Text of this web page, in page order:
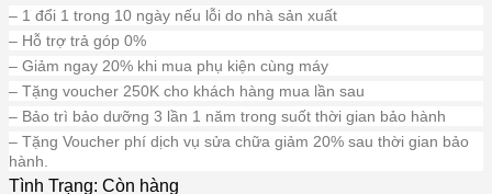
– 1 đổi 1 trong 10 ngày nếu lỗi do nhà sản xuất
– Hỗ trợ trả góp 0%
– Giảm ngay 20% khi mua phụ kiện cùng máy
– Tặng voucher 250K cho khách hàng mua lần sau
– Bảo trì bảo dưỡng 3 lần 1 năm trong suốt thời gian bảo hành
– Tặng Voucher phí dịch vụ sửa chữa giảm 20% sau thời gian bảo
hành.
Tình Trạng: Còn hàng